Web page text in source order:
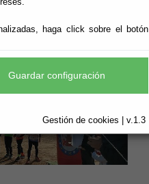
haga click sobre el botón
Guardar configuración
Gestión de cookies | v.1.3